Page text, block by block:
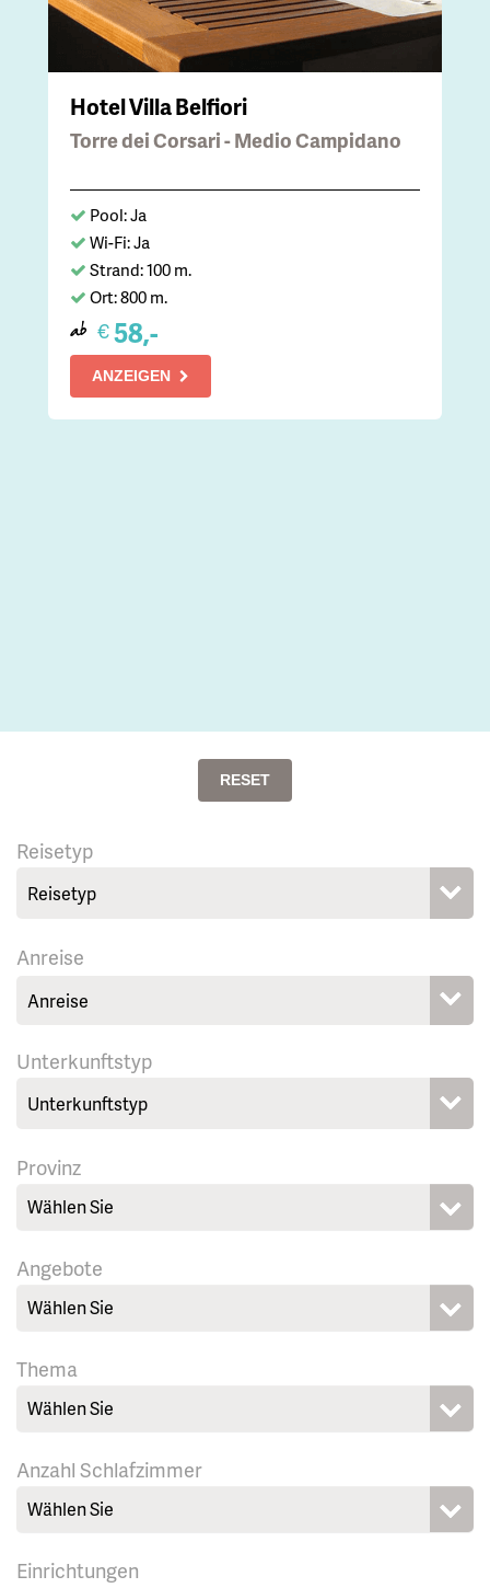
Hotel Villa Belfiori
Torre dei Corsari - Medio Campidano
Pool: Ja
Wi-Fi: Ja
Strand: 100 m.
Ort: 800 m.
ab €58,-
ANZEIGEN
RESET
Reisetyp
Anreise
Unterkunftstyp
Provinz
Wählen Sie
Angebote
Wählen Sie
Thema
Wählen Sie
Anzahl Schlafzimmer
Wählen Sie
Einrichtungen